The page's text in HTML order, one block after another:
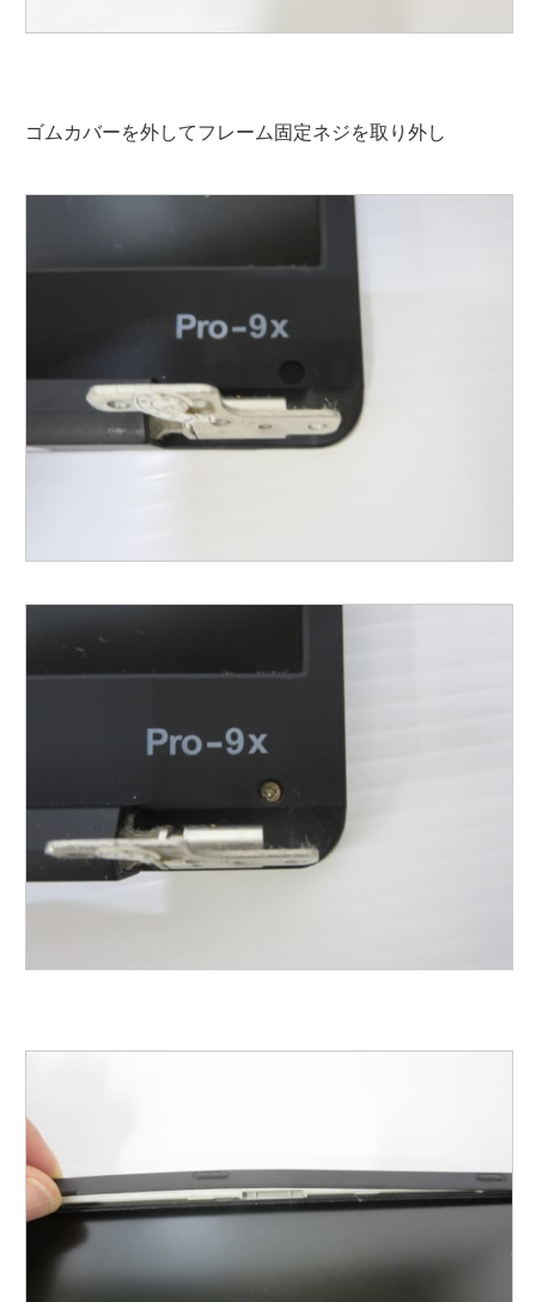
ゴムカバーを外してフレーム固定ネジを取り外し